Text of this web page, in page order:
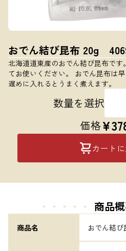
おでん結び昆布 20g
北海道道東産のおでん結び昆布で
てお使いください。 おでん昆布は
遅めに入れるとうまく煮えます。
数量を選択
価格¥
カート
・・・・・ 商品
商品名 おでん結び